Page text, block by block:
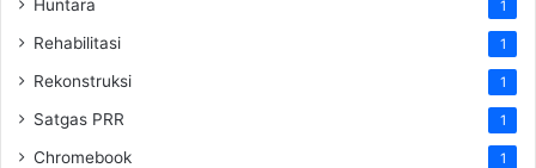
Huntara 1
Rehabilitasi 1
Rekonstruksi 1
Satgas PRR 1
Chromebook 1